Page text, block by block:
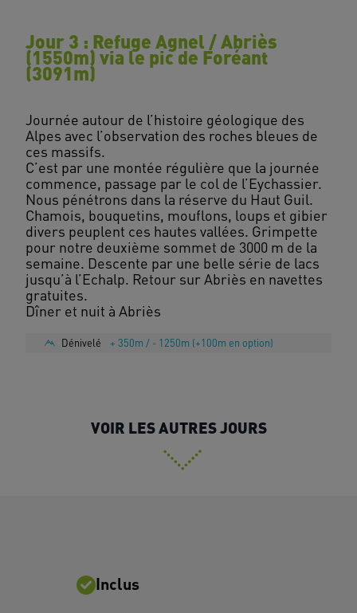
Jour 3 : Refuge Agnel / Abriès
(1550m) via le pic de Foréant
(3091m)
Journée autour de l’histoire géologique des
Alpes avec l’observation des roches bleues de
ces massifs.
C’est par une montée régulière que la journée
commence, passage par le col de l’Eychassier.
Nous pénétrons dans la réserve du Haut Guil.
Chamois, bouquetins, mouflons, loups et gibier
divers peuplent ces hautes vallées. Grimpette
pour notre deuxième sommet de 3000 m de la
semaine. Descente par une belle série de lacs
jusqu’à l’Echalp. Retour sur Abriès en navettes
gratuites.
Dénivelé + 350m / - 1250m (+100m en option)
VOIR LES AUTRES JOURS
Inclus